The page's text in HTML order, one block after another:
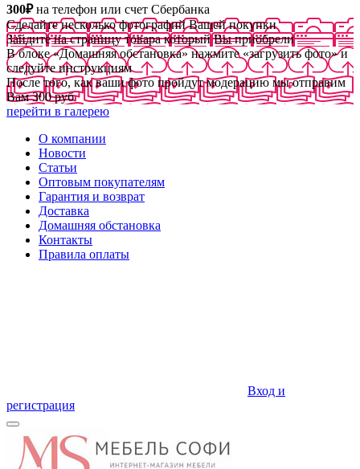
300₽на телефон или счет Сбербанка
Сделайте несколько фотографий Вашей покупки
Зайдите на страницу товара который Вы приобрели
В блоке «Домашняя обстановка» нажмите «загрузить фото» и
следуйте инструкциям
После того, как ваши фото пройдут модерацию мы отправим
Вам 300 руб
перейти в галерею
О компании
Новости
Статьи
Оптовым покупателям
Гарантия и возврат
Доставка
Домашняя обстановка
Контакты
Правила оплаты
Вход и
регистрация